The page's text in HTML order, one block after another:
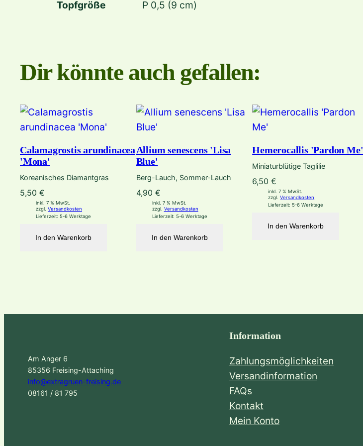
e
Topfgröße P 0,5 (9 cm)
Dir könnte auch gefallen:
Calamagrostis arundinacea
'Mona'
Koreanisches Diamantgras
5,50 €
inkl. 7 % MwSt.
zzgl. Versandkosten
Lieferzeit: 5-6 Werktage
In den Warenkorb
Allium senescens 'Lisa
Blue'
Berg-Lauch, Sommer-Lauch
4,90 €
inkl. 7 % MwSt.
zzgl. Versandkosten
Lieferzeit: 5-6 Werktage
In den Warenkorb
Hemerocallis 'Pardon Me'
Miniaturblütige Taglilie
6,50€
inkl. 7 % MwSt.
zzgl.Versandkosten
Lieferzeit:5-6 Werktage
In den Warenkorb
Am Anger 6
85356 Freising-Attaching
info@extragruen-freising.de
08161 / 81 795
Information
Zahlungsmöglichkeiten
Versandinformation
FAQs
Kontakt
Mein Konto